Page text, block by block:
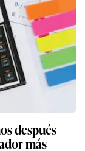
después
más